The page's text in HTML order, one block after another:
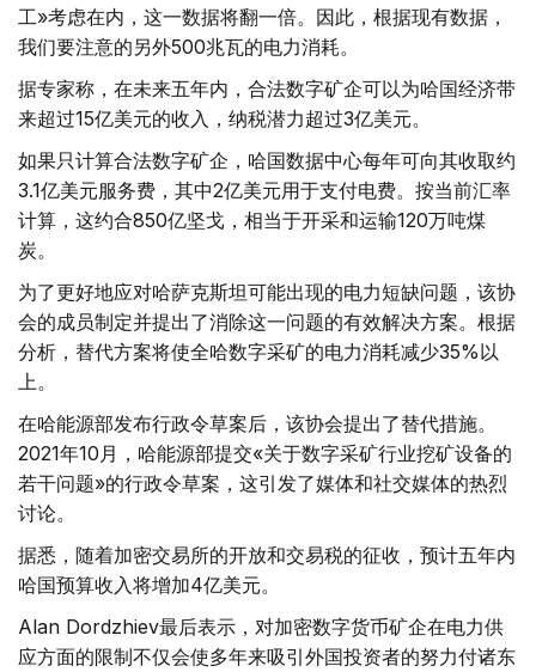
工»考虑在内，这一数据将翻一倍。因此，根据现有数据，
我们要注意的另外500兆瓦的电力消耗。
据专家称，在未来五年内，合法数字矿企可以为哈国经济带
来超过15亿美元的收入，纳税潜力超过3亿美元。
如果只计算合法数字矿企，哈国数据中心每年可向其收取约
3.1亿美元服务费，其中2亿美元用于支付电费。按当前汇率
计算，这约合850亿坚戈，相当于开采和运输120万吨煤
炭。
为了更好地应对哈萨克斯坦可能出现的电力短缺问题，该协
会的成员制定并提出了消除这一问题的有效解决方案。根据
分析，替代方案将使全哈数字采矿的电力消耗减少35%以
上。
在哈能源部发布行政令草案后，该协会提出了替代措施。
2021年10月，哈能源部提交«关于数字采矿行业挖矿设备的
若干问题»的行政令草案，这引发了媒体和社交媒体的热烈
讨论。
据悉，随着加密交易所的开放和交易税的征收，预计五年内
哈国预算收入将增加4亿美元。
Alan Dordzhiev最后表示，对加密数字货币矿企在电力供
应方面的限制不仅会使多年来吸引外国投资者的努力付诸东